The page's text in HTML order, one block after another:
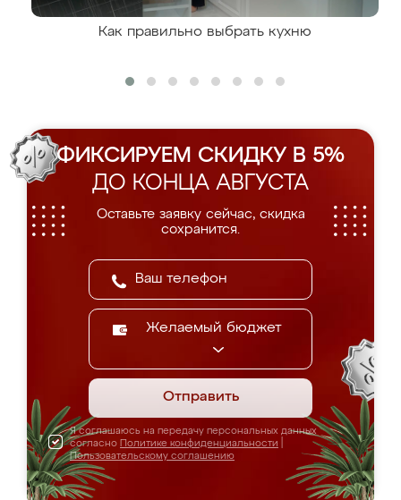
Как правильно выбрать кухню
ФИКСИРУЕМ СКИДКУ В 5%
ДО КОНЦА АВГУСТА
Оставьте заявку сейчас, скидка
сохранится.
Желаемый бюджет
Отправить
Я соглашаюсь на передачу персональных данных
согласно Политике конфиденциальности
Пользовательскому соглашению